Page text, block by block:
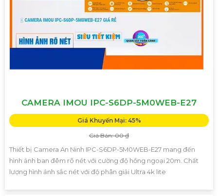
CAMERA IMOU IPC-S6DP-5M0WEB-E27
Giá Khuyến Mại: 45%
Giá Bán: 00 ₫
Thiết bị Camera An Ninh IPC-S6DP-5M0WEB-E27 mang đến
hình ảnh ban đêm rõ nét với cường độ hồng ngoại 20m. Chất
lượng hình ảnh sắc nét với độ phân giải Ultra 4k lite